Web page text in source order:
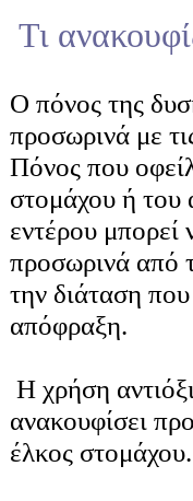
Τι
Ο πόνος της
προσωρινά με
Πόνος που
στομάχου ή του
εντέρου μπορεί
προσωρινά από
την διάταση
απόφραξη.
Η χρήση
ανακουφίσει
έλκος στομάχου.